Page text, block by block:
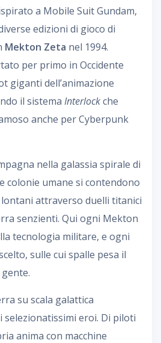
a Mobile Suit Gundam,
edizioni di gioco di
Mekton Zeta nel 1994.
per primo in Occidente
giganti dell’animazione
il sistema Interlockche
anche per Cyberpunk
nella galassia spirale di
colonie umane si contendono
attraverso duelli titanici
senzienti. Qui ogni Mekton
tecnologia militare, e ogni
sulle cui spalle pesa il
su scala galattica
selezionatissimi eroi. Di piloti
anima con macchine